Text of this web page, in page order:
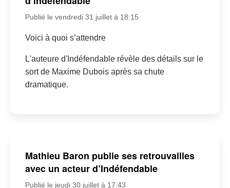
Publié le vendredi 31 juillet à 18:15
Voici à quoi s’attendre
L'auteure d'Indéfendable révèle des détails sur le
sort de Maxime Dubois après sa chute
dramatique.
Mathieu Baron publie ses retrouvailles
avec un acteur d’Indéfendable
Publié le jeudi 30 juillet à 17:43